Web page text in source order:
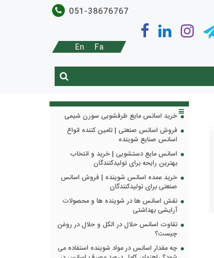
051-38676767
Fa
En
خرید اسانس مایع ظرفشویی سورن شیمی
فروش اسانس صنعتی | تامین کننده انواع
اسانس صنایع شوینده
اسانس مایع دستشویی | خرید و انتخاب
بهترین رایحه برای تولیدکنندگان
خرید عمده اسانس شوینده | فروش اسانس
صنعتی برای تولیدکنندگان
نقش اسانس ها در شوینده ها و محصولات
آرایشی بهداشتی
تفاوت اسانس حلال در الکل و حلال در روغن
چیست؟
چه مقدار اسانس در مواد شوینده استفاده می